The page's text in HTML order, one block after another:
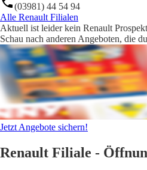
(03981) 44 54 94
Alle Renault Filialen
Aktuell ist leider kein Renault
Schau nach anderen Angeboten, die
Jetzt Angebote sichern!
Renault Filiale -